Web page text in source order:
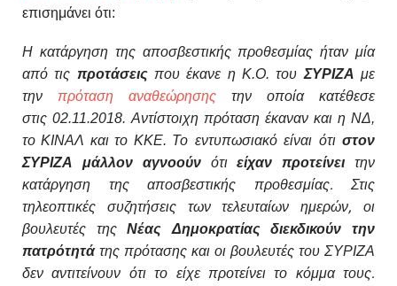
επισημάνει ότι:
Η κατάργηση της αποσβεστικής προθεσμίας ήταν μία
από τις προτάσειςπου έκανε ηΚ.Ο. του ΣΥΡΙΖΑ με
την πρόταση αναθεώρησης την οποία κατέθεσε
στις 02.11.2018. Αντίστοιχη πρόταση έκαναν και η ΝΔ,
το ΚΙΝΑΛ και το ΚΚΕ. Το εντυπωσιακό είναι ότιστον
ΣΥΡΙΖΑ μάλλον αγνοούνότιείχαν προτείνει την
κατάργηση της αποσβεστικής προθεσμίας. Στις
τηλεοπτικές συζητήσεις των τελευταίων ημερών, οι
βουλευτές τηςΝέας Δημοκρατίας διεκδικούν την
πατρότητάτης πρότασης και οι βουλευτές του ΣΥΡΙΖΑ
δεν αντιτείνουν ότι το είχε προτείνει το κόμμα τους.